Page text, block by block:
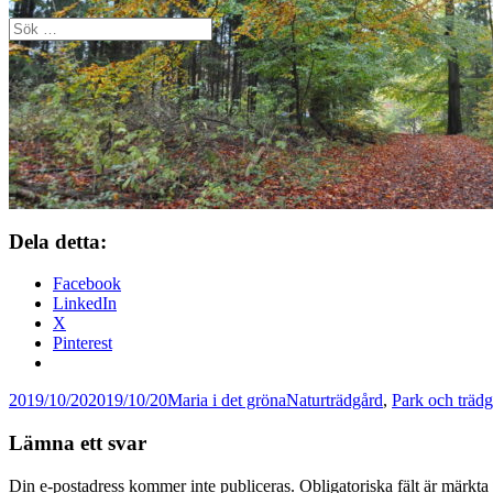
Sök
efter:
Dela detta:
Facebook
LinkedIn
X
Pinterest
Postat
2019/10/202019/10/20Författare
Maria i det grönaKategorier
Naturträdgård, Park och
Lämna ett svar
Din e-postadress kommer inte publiceras. Obligatoriska fält är märkta